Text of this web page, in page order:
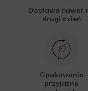
Dostawa nawet
drugi dzień
Opakowania
przyjazne